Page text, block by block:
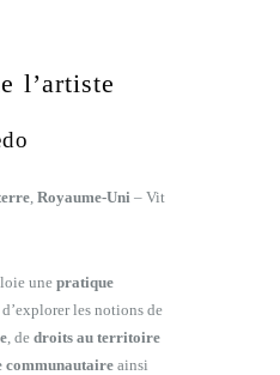
l’artiste
, Royaume-Uni – Vit
une pratique
les notions de
, de droits au territoire
communautaireainsi